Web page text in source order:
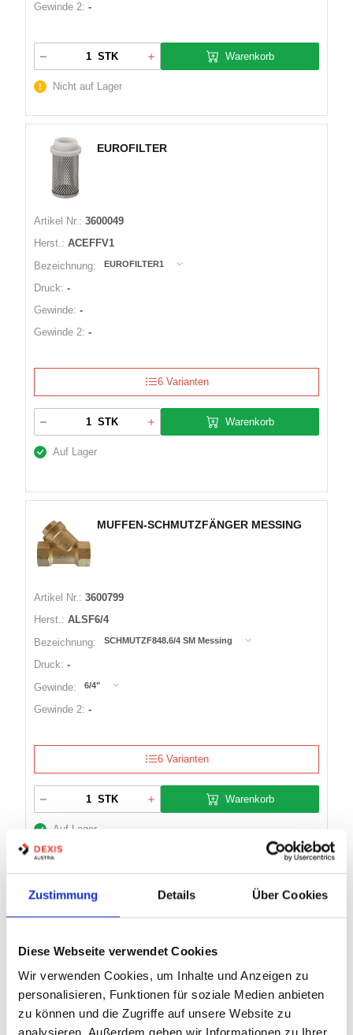
Zustimmung Details Über Cookies
Diese Webseite verwendet Cookies
Wir verwenden Cookies, um Inhalte und Anzeigen zu
personalisieren, Funktionen für soziale Medien anbieten
zu können und die Zugriffe auf unsere Website zu
analysieren. Außerdem geben wir Informationen zu Ihrer
Gewinde 2: -
STK Warenkorb
Nicht auf Lager
EUROFILTER
Artikel Nr.: 3600049
Herst.: ACEFFV1
Bezeichnung:
EUROFILTER1
Druck: -
Gewinde: -
Gewinde 2: -
6 Varianten
STK Warenkorb
Auf Lager
MUFFEN-SCHMUTZFÄNGER MESSING
Artikel Nr.: 3600799
Herst.: ALSF6/4
Bezeichnung:
SCHMUTZF848.6/4 SM Messing
Druck: -
Gewinde:
6/4"
Gewinde 2: -
6 Varianten
STK Warenkorb
Auf Lager
MAGNETVENTIL PARKER VE133 / 7321B
Artikel Nr.: 3600371
Bezeichnung:
MV.VE133AN.ZB09 Parker
Betriebsdruck max.: 20